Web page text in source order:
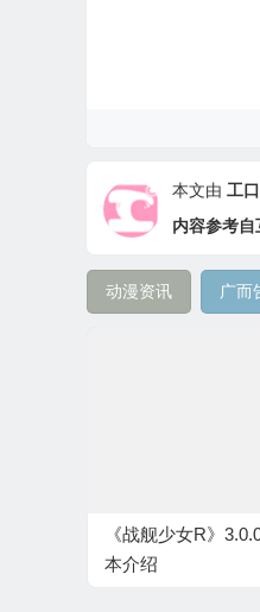
本文由 工
内容参考自
动漫资讯 广而
《战舰少女R》
本介绍